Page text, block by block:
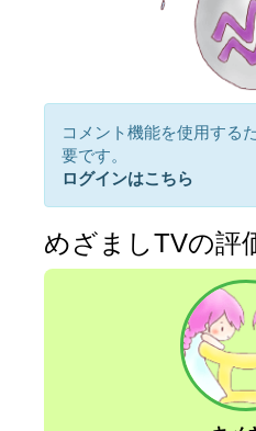
コメント機能を使用する
要です。
ログインはこちら
めざましTVの評